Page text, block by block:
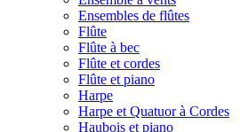
Ensembles de flûtes
Flûte
Flûte à bec
Flûte et cordes
Flûte et piano
Harpe
Harpe et Quatuor à Cordes
Haubois et piano